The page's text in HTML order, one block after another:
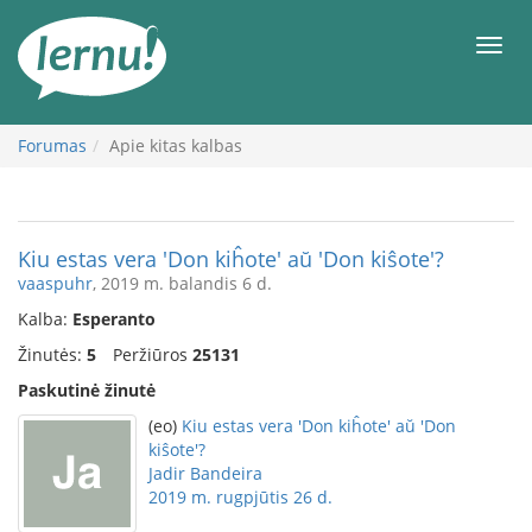
turinį
Forumas Apie kitas kalbas
Kiu estas vera 'Don kiĥote' aŭ 'Don kiŝote'?
vaaspuhr, 2019 m. balandis 6 d.
Kalba: Esperanto
Žinutės: 5 Peržiūros 25131
Paskutinė žinutė
(eo) Kiu estas vera 'Don kiĥote' aŭ 'Don
kiŝote'?
Jadir Bandeira
2019 m. rugpjūtis 26 d.